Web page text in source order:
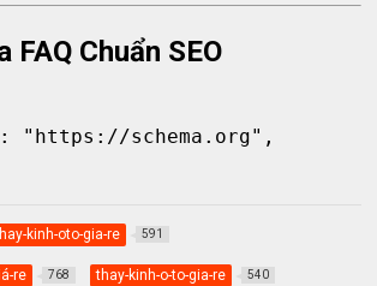
FAQ Chuẩn SEO
"https://schema.org",
kinh-oto-gia-re 591
re 768 thay-kinh-o-to-gia-re 540